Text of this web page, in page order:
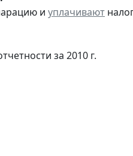
и уплачивают
за 2010 г.